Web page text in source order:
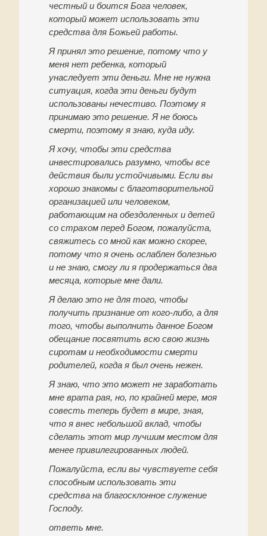
честный и боится Бога человек,
который может использовать эти
средства для Божьей работы.
Я принял это решение, потому что у
меня нет ребенка, который
унаследует эти деньги. Мне не нужна
ситуация, когда эти деньги будут
использованы нечестиво. Поэтому я
принимаю это решение. Я не боюсь
смерти, поэтому я знаю, куда иду.
Я хочу, чтобы эти средства
инвестировались разумно, чтобы все
действия были устойчивыми. Если вы
хорошо знакомы с благотворительной
организацией или человеком,
работающим на обездоленных и детей
со страхом перед Богом, пожалуйста,
свяжитесь со мной как можно скорее,
потому что я очень ослаблен болезнью
и не знаю, смогу ли я продержаться два
месяца, которые мне дали.
Я делаю это не для того, чтобы
получить признание от кого-либо, а для
того, чтобы выполнить данное Богом
обещание посвятить всю свою жизнь
сиротам и необходимости смерти
родителей, когда я был очень нежен.
Я знаю, что это может не заработать
мне врата рая, но, по крайней мере, моя
совесть теперь будет в мире, зная,
что я внес небольшой вклад, чтобы
сделать этот мир лучшим местом для
менее привилегированных людей.
Пожалуйста, если вы чувствуете себя
способным использовать эти
средства на благосклонное служение
Господу.
ответь мне.